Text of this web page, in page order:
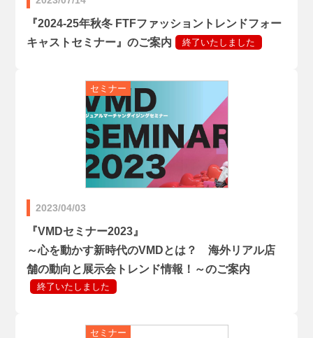
『2024-25年秋冬 FTFファッショントレンドフォー
キャストセミナー』のご案内
2023/04/03
『VMDセミナー2023』
～心を動かす新時代のVMDとは？ 海外リアル店
舗の動向と展示会トレンド情報！～のご案内